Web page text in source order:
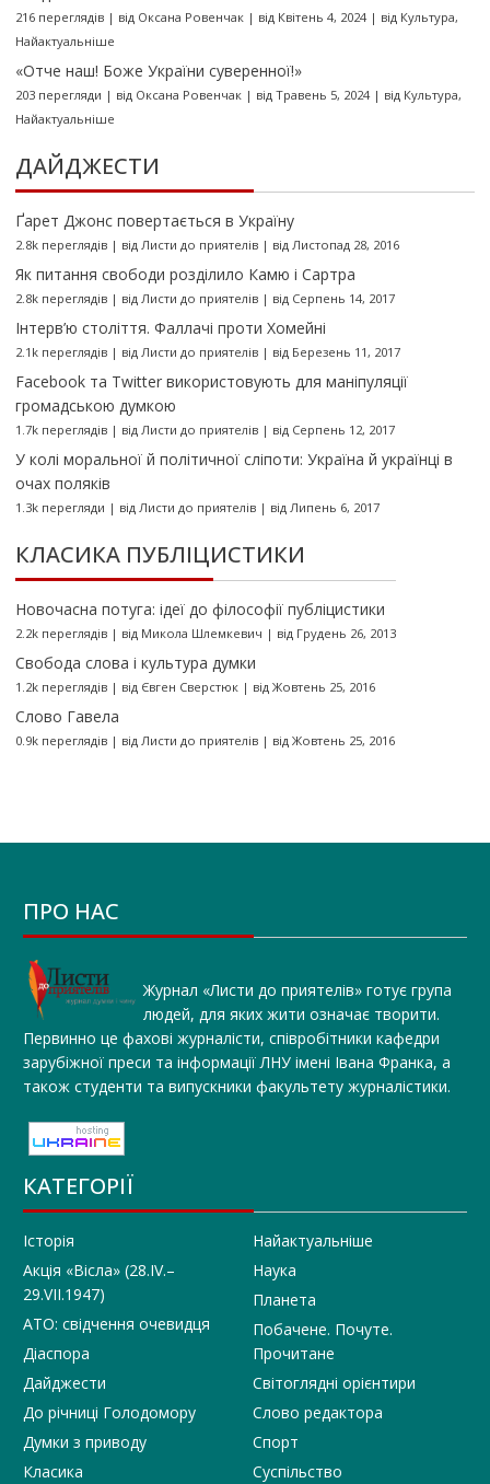
216 переглядів| від Оксана Ровенчак| від Квітень 4, 2024| від Культура,
Найактуальніше
«Отче наш! Боже України суверенної!»
203 перегляди | від Оксана Ровенчак| від Травень 5, 2024| від Культура,
Найактуальніше
ДАЙДЖЕСТИ
Ґарет Джонс повертається в Україну
2.8k переглядів| від Листи до приятелів| від Листопад 28, 2016
Як питання свободи розділило Камю і Сартра
2.8k переглядів| від Листи до приятелів| від Серпень 14, 2017
Інтерв’ю століття. Фаллачі проти Хомейні
2.1k переглядів| від Листи до приятелів| від Березень 11, 2017
Facebook та Twitter використовують для маніпуляції
громадською думкою
1.7k переглядів| від Листи до приятелів| від Серпень 12, 2017
У колі моральної й політичної сліпоти: Україна й українці в
очах поляків
1.3k перегляди | від Листи до приятелів| від Липень 6, 2017
КЛАСИКА ПУБЛІЦИСТИКИ
Новочасна потуга: ідеї до філософії публіцистики
2.2k переглядів| від Микола Шлемкевич | від Грудень 26, 2013
Свобода слова і культура думки
1.2k переглядів| від Євген Сверстюк| від Жовтень 25, 2016
Слово Гавела
0.9k переглядів| від Листи до приятелів| від Жовтень 25, 2016
ПРО НАС
Журнал «Листи до приятелів» готує група
людей, для яких жити означає творити.
Первинно це фахові журналісти, співробітники кафедри
зарубіжної преси та інформації ЛНУ імені Івана Франка, а
також студенти та випускники факультету журналістики.
КАТЕГОРІЇ
Історія
Акція «Вісла» (28.IV.–
29.VII.1947)
АТО: свідчення очевидця
Діаспора
Дайджести
До річниці Голодомору
Думки з приводу
Класика
Найактуальніше
Наука
Планета
Побачене. Почуте.
Прочитане
Світоглядні орієнтири
Слово редактора
Спорт
Суспільство